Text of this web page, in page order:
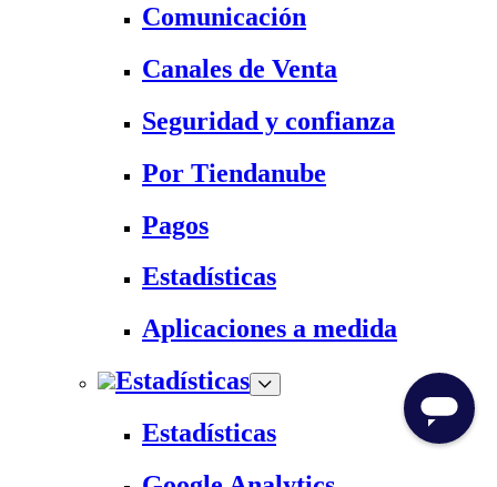
Comunicación
Canales de Venta
Seguridad y confianza
Por Tiendanube
Pagos
Estadísticas
Aplicaciones a medida
Estadísticas
Estadísticas